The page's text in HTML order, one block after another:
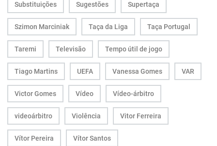
Substituições Sugestões Supertaça
Szimon Marciniak Taça da Liga Taça Portugal
Taremi Televisão Tempo útil de jogo
Tiago Martins UEFA Vanessa Gomes VAR
Victor Gomes Vídeo Vídeo-árbitro
videoárbitro Violência Vitor Ferreira
Vítor Pereira Vítor Santos